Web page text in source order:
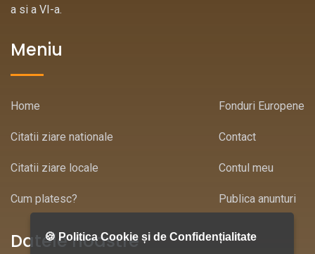
a si a VI-a.
Meniu
Home
Citatii ziare nationale
Citatii ziare locale
Cum platesc?
Fonduri Europene
Contact
Contul meu
Publica anunturi
Datele noastre
🍪 Politica Cookie și de Confidențialitate